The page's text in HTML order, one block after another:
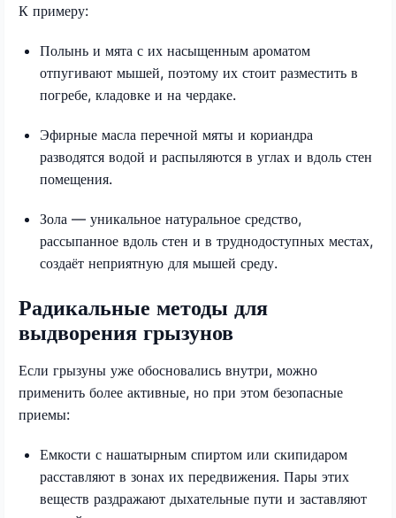
К примеру:
Полынь и мята с их насыщенным ароматом
отпугивают мышей, поэтому их стоит разместить в
погребе, кладовке и на чердаке.
Эфирные масла перечной мяты и кориандра
разводятся водой и распыляются в углах и вдоль стен
помещения.
Зола — уникальное натуральное средство,
рассыпанное вдоль стен и в труднодоступных местах,
создаёт неприятную для мышей среду.
Радикальные методы для
выдворения грызунов
Если грызуны уже обосновались внутри, можно
применить более активные, но при этом безопасные
приемы:
Емкости с нашатырным спиртом или скипидаром
расставляют в зонах их передвижения. Пары этих
веществ раздражают дыхательные пути и заставляют